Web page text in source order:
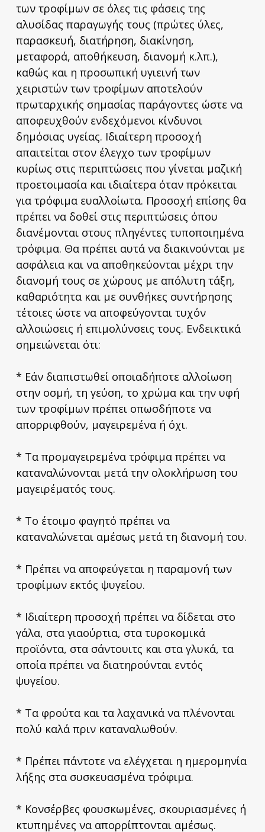
των τροφίμων σε όλες τις φάσεις της
αλυσίδας παραγωγής τους (πρώτες ύλες,
παρασκευή, διατήρηση, διακίνηση,
μεταφορά, αποθήκευση, διανομή κ.λπ.),
καθώς και η προσωπική υγιεινή των
χειριστών των τροφίμων αποτελούν
πρωταρχικής σημασίας παράγοντες ώστε να
αποφευχθούν ενδεχόμενοι κίνδυνοι
δημόσιας υγείας. Ιδιαίτερη προσοχή
απαιτείται στον έλεγχο των τροφίμων
κυρίως στις περιπτώσεις που γίνεται μαζική
προετοιμασία και ιδιαίτερα όταν πρόκειται
για τρόφιμα ευαλλοίωτα. Προσοχή επίσης θα
πρέπει να δοθεί στις περιπτώσεις όπου
διανέμονται στους πληγέντες τυποποιημένα
τρόφιμα. Θα πρέπει αυτά να διακινούνται με
ασφάλεια και να αποθηκεύονται μέχρι την
διανομή τους σε χώρους με απόλυτη τάξη,
καθαριότητα και με συνθήκες συντήρησης
τέτοιες ώστε να αποφεύγονται τυχόν
αλλοιώσεις ή επιμολύνσεις τους. Ενδεικτικά
σημειώνεται ότι:
* Εάν διαπιστωθεί οποιαδήποτε αλλοίωση
στην οσμή, τη γεύση, το χρώμα και την υφή
των τροφίμων πρέπει οπωσδήποτε να
απορριφθούν, μαγειρεμένα ή όχι.
* Τα προμαγειρεμένα τρόφιμα πρέπει να
καταναλώνονται μετά την ολοκλήρωση του
μαγειρέματός τους.
* Το έτοιμο φαγητό πρέπει να
καταναλώνεται αμέσως μετά τη διανομή του.
* Πρέπει να αποφεύγεται η παραμονή των
τροφίμων εκτός ψυγείου.
* Ιδιαίτερη προσοχή πρέπει να δίδεται στο
γάλα, στα γιαούρτια, στα τυροκομικά
προϊόντα, στα σάντουιτς και στα γλυκά, τα
οποία πρέπει να διατηρούνται εντός
ψυγείου.
* Τα φρούτα και τα λαχανικά να πλένονται
πολύ καλά πριν καταναλωθούν.
* Πρέπει πάντοτε να ελέγχεται η ημερομηνία
λήξης στα συσκευασμένα τρόφιμα.
* Κονσέρβες φουσκωμένες, σκουριασμένες ή
κτυπημένες να απορρίπτονται αμέσως.